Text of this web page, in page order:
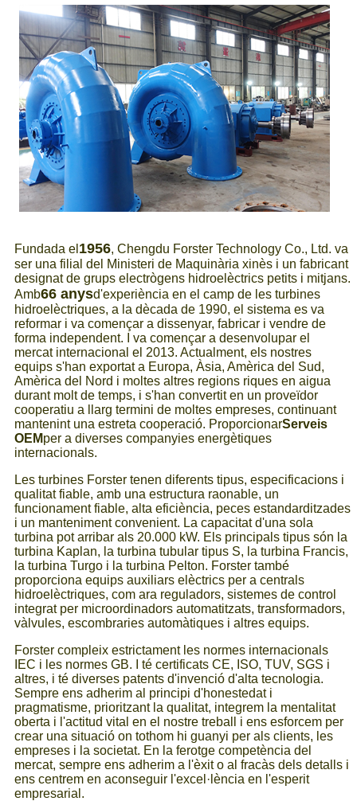
Fundada el 1956, Chengdu Forster Technology Co., Ltd. va
ser una filial del Ministeri de Maquinària xinès i un fabricant
designat de grups electrògens hidroelèctrics petits i mitjans.
Amb66 anysd'experiència en el camp de les turbines
hidroelèctriques, a la dècada de 1990, el sistema es va
reformar i va començar a dissenyar, fabricar i vendre de
forma independent. I va començar a desenvolupar el
mercat internacional el 2013. Actualment, els nostres
equips s'han exportat a Europa, Àsia, Amèrica del Sud,
Amèrica del Nord i moltes altres regions riques en aigua
durant molt de temps, i s'han convertit en un proveïdor
cooperatiu a llarg termini de moltes empreses, continuant
mantenint una estreta cooperació. ProporcionarServeis
OEMper a diverses companyies energètiques
internacionals.
Les turbines Forster tenen diferents tipus, especificacions i
qualitat fiable, amb una estructura raonable, un
funcionament fiable, alta eficiència, peces estandarditzades
i un manteniment convenient. La capacitat d'una sola
turbina pot arribar als 20.000 kW. Els principals tipus són la
turbina Kaplan, la turbina tubular tipus S, la turbina Francis,
la turbina Turgo i la turbina Pelton. Forster també
proporciona equips auxiliars elèctrics per a centrals
hidroelèctriques, com ara reguladors, sistemes de control
integrat per microordinadors automatitzats, transformadors,
vàlvules, escombraries automàtiques i altres equips.
Forster compleix estrictament les normes internacionals
IEC i les normes GB. I té certificats CE, ISO, TUV, SGS i
altres, i té diverses patents d'invenció d'alta tecnologia.
Sempre ens adherim al principi d'honestedat i
pragmatisme, prioritzant la qualitat, integrem la mentalitat
oberta i l'actitud vital en el nostre treball i ens esforcem per
crear una situació on tothom hi guanyi per als clients, les
empreses i la societat. En la ferotge competència del
mercat, sempre ens adherim a l'èxit o al fracàs dels detalls i
ens centrem en aconseguir l'excel·lència en l'esperit
empresarial.